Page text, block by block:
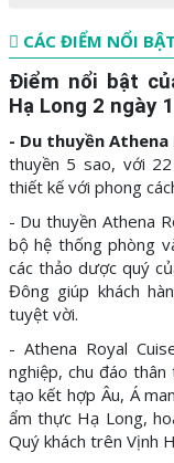
CÁC ĐIỂM NỔI
Điểm nổi bật
Hạ Long 2 ngày
- Du thuyền Athena
thuyền 5 sao, với
thiết kế với phong
- Du thuyền Athena
bộ hệ thống phòng
các thảo dược quý
Đông giúp khách
tuyệt vời.
- Athena Royal
nghiệp, chu đáo
tạo kết hợp Âu, Á
ẩm thực Hạ Long,
Quý khách trên Vịnh